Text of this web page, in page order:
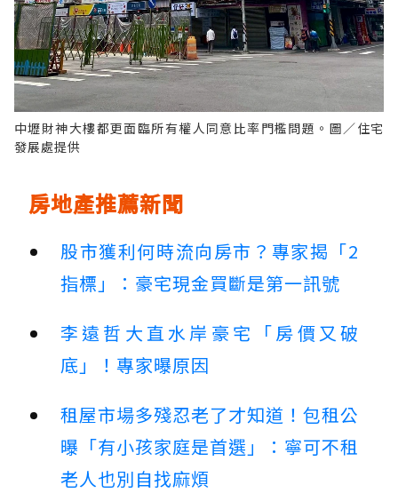
中壢財神大樓都更面臨所有權人同意比率門檻問題。圖／住宅
發展處提供
房地產推薦新聞
股市獲利何時流向房市？專家揭「2
指標」：豪宅現金買斷是第一訊號
李遠哲大直水岸豪宅「房價又破
底」！專家曝原因
租屋市場多殘忍老了才知道！包租公
曝「有小孩家庭是首選」：寧可不租
老人也別自找麻煩